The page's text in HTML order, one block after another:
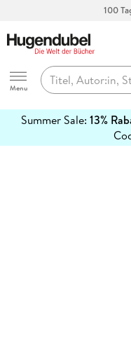
100
Hugendubel
Menu
Summer Sale: 13%
erfahren